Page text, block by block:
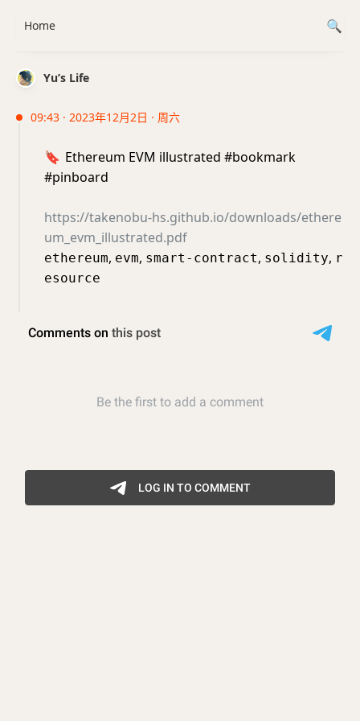
Yu’s Life
09:43 · 2023年12月2日 · 周六
🔖 Ethereum EVM illustrated #bookmark
#pinboard
https://takenobu-hs.github.io/downloads/ethere
um_evm_illustrated.pdf
ethereum, evm, smart-contract, solidity, r
esource
Home